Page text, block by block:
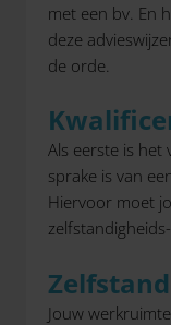
met een bv. En
deze
de orde.
Als eerste is het
sprake is van
Hiervoor moet
Jouw